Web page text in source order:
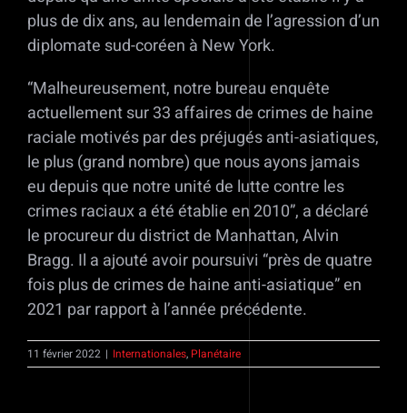
plus de dix ans, au lendemain de l’agression d’un
diplomate sud-coréen à New York.
“Malheureusement, notre bureau enquête
actuellement sur 33 affaires de crimes de haine
raciale motivés par des préjugés anti-asiatiques,
le plus (grand nombre) que nous ayons jamais
eu depuis que notre unité de lutte contre les
crimes raciaux a été établie en 2010”, a déclaré
le procureur du district de Manhattan, Alvin
Bragg. Il a ajouté avoir poursuivi “près de quatre
fois plus de crimes de haine anti-asiatique” en
2021 par rapport à l’année précédente.
11 février 2022 | Internationales, Planétaire